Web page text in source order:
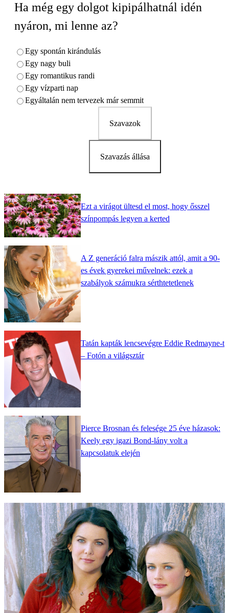
Ha még egy dolgot kipipálhatnál idén
nyáron, mi lenne az?
Egy spontán kirándulás
Egy nagy buli
Egy romantikus randi
Egy vízparti nap
Egyáltalán nem tervezek már semmit
Szavazok
Szavazás állása
Ezt a virágot ültesd el most, hogy ősszel
színpompás legyen a kerted
A Z generáció falra mászik attól, amit a 90-
es évek gyerekei művelnek: ezek a
szabályok számukra sérthtetetlenek
Tatán kapták lencsevégre Eddie Redmayne-t
– Fotón a világsztár
Pierce Brosnan és felesége 25 éve házasok:
Keely egy igazi Bond-lány volt a
kapcsolatuk elején